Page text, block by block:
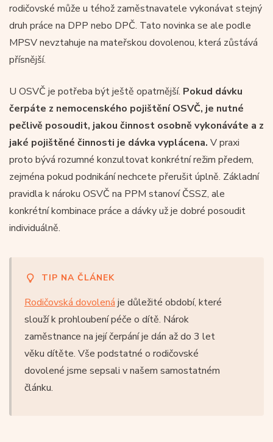
rodičovské může u téhož zaměstnavatele vykonávat stejný
druh práce na DPP nebo DPČ. Tato novinka se ale podle
MPSV nevztahuje na mateřskou dovolenou, která zůstává
přísnější.
U OSVČ je potřeba být ještě opatrnější. Pokud dávku
čerpáte z nemocenského pojištění OSVČ, je nutné
pečlivě posoudit, jakou činnost osobně vykonáváte a z
jaké pojištěné činnosti je dávka vyplácena. V praxi
proto bývá rozumné konzultovat konkrétní režim předem,
zejména pokud podnikání nechcete přerušit úplně. Základní
pravidla k nároku OSVČ na PPM stanoví ČSSZ, ale
konkrétní kombinace práce a dávky už je dobré posoudit
individuálně.
TIP NA ČLÁNEK
Rodičovská dovolená je důležité období, které
slouží k prohloubení péče o dítě. Nárok
zaměstnance na její čerpání je dán až do 3 let
věku dítěte. Vše podstatné o rodičovské
dovolené jsme sepsali v našem samostatném
článku.